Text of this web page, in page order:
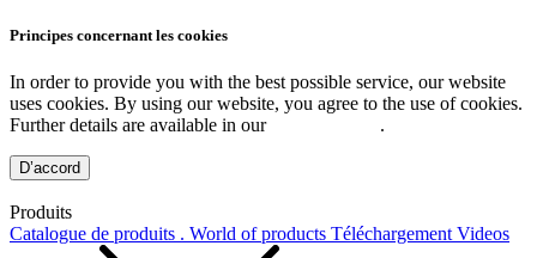
Principes concernant les cookies
In order to provide you with the best possible service, our website
uses cookies. By using our website, you agree to the use of cookies.
Further details are available in our
.
D’accord
Produits
Catalogue de produits . World of products Téléchargement Videos